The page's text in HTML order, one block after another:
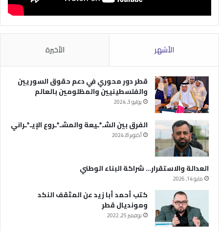
الأشهر الأخيرة
قطر دور محوري في دعم حقوق السوريين
والفلسطينيين والمظلومين بالعالم
يوليو 3, 2024
الفرق بين الشـ*ـيعة والمشـ*ـروع الإيـ*ـراني
أكتوبر 8, 2024
العدالة والاستقرار… شراكة البناء الوطني
مايو 14, 2026
كتب أحمد أبا زيد عن المثقف النكد
ومونديال قطر
نوفمبر 25, 2022